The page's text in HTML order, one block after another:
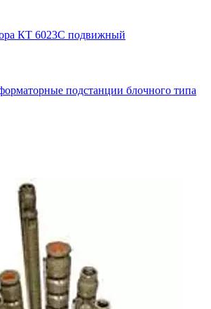
КТ 6023С подвижный
подстанции блочного типа